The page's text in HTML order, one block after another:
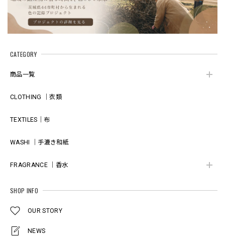
CATEGORY
商品一覧
CLOTHING ｜衣類
TEXTILES｜布
WASHI ｜手漉き和紙
FRAGRANCE ｜香水
SHOP INFO
OUR STORY
NEWS